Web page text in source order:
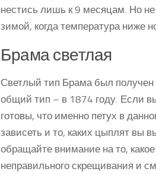
нестись лишь к 9 месяцам. Но не
зимой, когда температура ниже
Брама светлая
Светлый тип Брама был получен
общий тип – в 1874 году. Если
готовы, что именно петух в
зависеть и то, каких цыплят вы
обращайте внимание на то,
неправильного скрещивания и